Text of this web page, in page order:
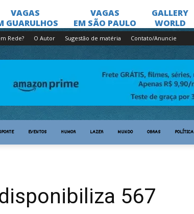
Rede? O Autor Sugestão de matéria Contato/Anuncie
EVENTOS HUMOR LAZER MUNDO OBRAS POLÍTICA
567